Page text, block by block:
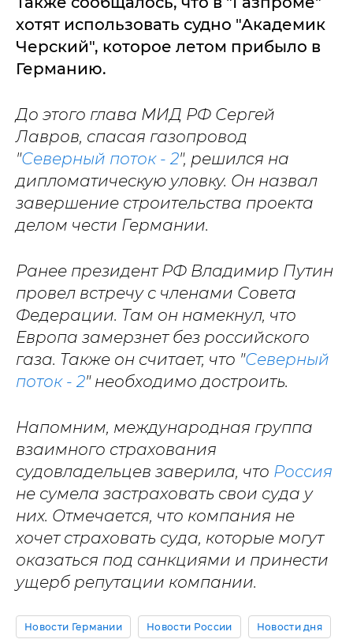
хотят использовать судно "Академик
Черский", которое летом прибыло в
Германию.
До этого глава МИД РФ Сергей
Лавров, спасая газопровод
"Северный поток - 2", решился на
дипломатическую уловку. Он назвал
завершение строительства проекта
делом чести Германии.
Ранее президент РФ Владимир Путин
провел встречу с членами Совета
Федерации. Там он намекнул, что
Европа замерзнет без российского
газа. Также он считает, что "Северный
поток - 2" необходимо достроить.
Напомним, международная группа
взаимного страхования
судовладельцев заверила, что Россия
не сумела застраховать свои суда у
них. Отмечается, что компания не
хочет страховать суда, которые могут
оказаться под санкциями и принести
ущерб репутации компании.
Новости Германии Новости России Новости дня